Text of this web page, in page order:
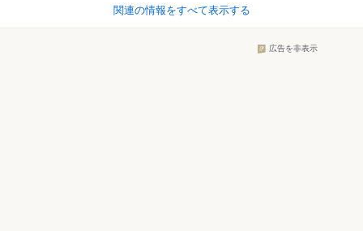
関連の情報をすべて表示する
広告を非表示